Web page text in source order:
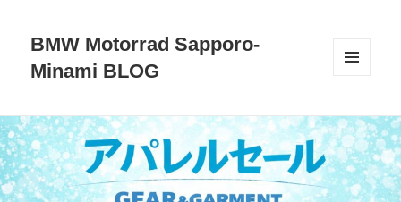
BMW Motorrad Sapporo-
Minami BLOG
ィジェ
ット